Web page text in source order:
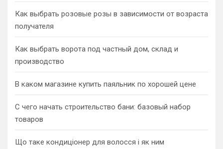
Как выбрать розовые розы в зависимости от возраста
получателя
Как выбрать ворота под частный дом, склад и
производство
В каком магазине купить паяльник по хорошей цене
С чего начать строительство бани: базовый набор
товаров
Що таке кондиціонер для волосся і як ним